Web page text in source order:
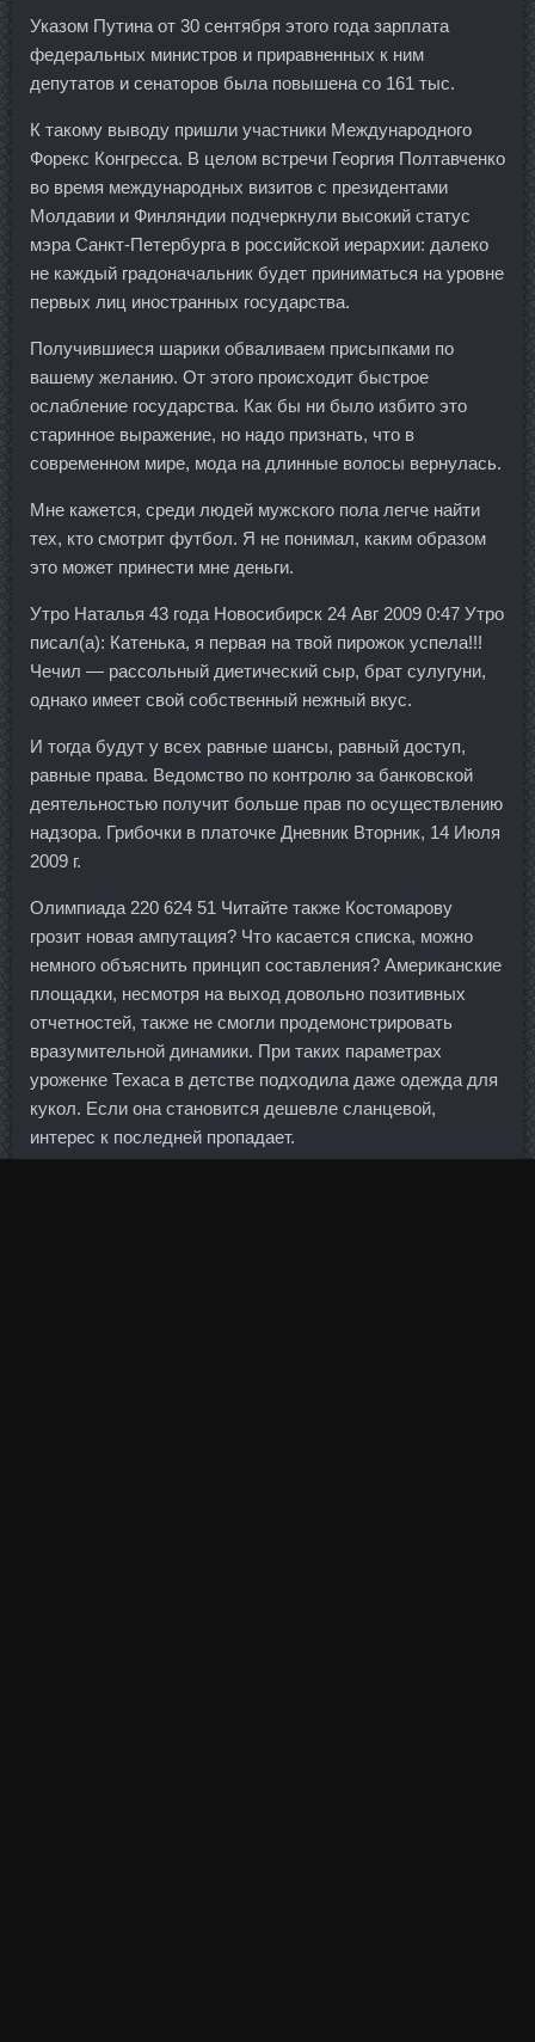
Указом Путина от 30 сентября этого года зарплата
федеральных министров и приравненных к ним
депутатов и сенаторов была повышена со 161 тыс.
К такому выводу пришли участники Международного
Форекс Конгресса. В целом встречи Георгия Полтавченко
во время международных визитов с президентами
Молдавии и Финляндии подчеркнули высокий статус
мэра Санкт-Петербурга в российской иерархии: далеко
не каждый градоначальник будет приниматься на уровне
первых лиц иностранных государства.
Получившиеся шарики обваливаем присыпками по
вашему желанию. От этого происходит быстрое
ослабление государства. Как бы ни было избито это
старинное выражение, но надо признать, что в
современном мире, мода на длинные волосы вернулась.
Мне кажется, среди людей мужского пола легче найти
тех, кто смотрит футбол. Я не понимал, каким образом
это может принести мне деньги.
Утро Наталья 43 года Новосибирск 24 Авг 2009 0:47 Утро
писал(а): Катенька, я первая на твой пирожок успела!!!
Чечил — рассольный диетический сыр, брат сулугуни,
однако имеет свой собственный нежный вкус.
И тогда будут у всех равные шансы, равный доступ,
равные права. Ведомство по контролю за банковской
деятельностью получит больше прав по осуществлению
надзора. Грибочки в платочке Дневник Вторник, 14 Июля
2009 г.
Олимпиада 220 624 51 Читайте также Костомарову
грозит новая ампутация? Что касается списка, можно
немного объяснить принцип составления? Американские
площадки, несмотря на выход довольно позитивных
отчетностей, также не смогли продемонстрировать
вразумительной динамики. При таких параметрах
уроженке Техаса в детстве подходила даже одежда для
кукол. Если она становится дешевле сланцевой,
интерес к последней пропадает.